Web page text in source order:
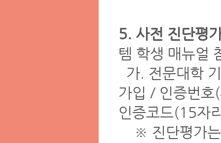
5. 사전 진단평
템 학생 매뉴얼
가. 전문대학
가입 / 인증번
인증코드(15자
※ 진단평가는